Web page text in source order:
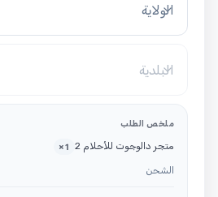
الولاية
البلدية
ملخص الطلب
متجر دالوجوت للأحلام 2 ×1
الشحن